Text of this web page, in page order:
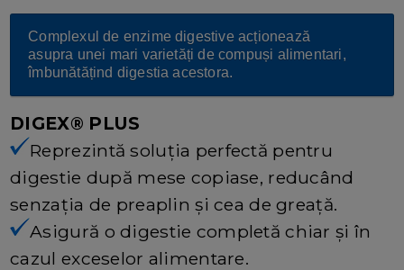
Complexul de enzime digestive acționează
asupra unei mari varietăți de compuși alimentari,
îmbunătățind digestia acestora.
DIGEX® PLUS
Reprezintă soluția perfectă pentru
digestie după mese copiase, reducând
senzația de preaplin și cea de greață.
Asigură o digestie completă chiar și în
cazul exceselor alimentare.